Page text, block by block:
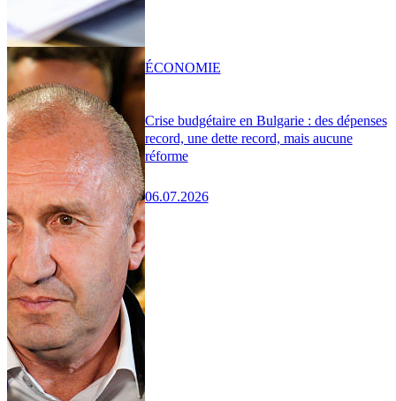
Crise budgétaire en Bulgarie : des dépenses
record, une dette record, mais aucune
réforme
06.07.2026
ÉCONOMIE